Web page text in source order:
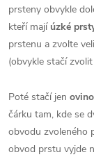
prsteny obvykle
kteří mají úzké
prstenu a zvolte
(obvykle stačí
Poté stačí jen
čárku tam, kde se
obvodu zvoleného
obvod prstu vyjde